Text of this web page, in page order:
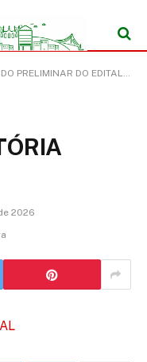
ACARÁ JUNINA” DA LEI Nº 14.399/2022- POLÍTICA NACIONAL ALDIR BLANC-PNAB
2026